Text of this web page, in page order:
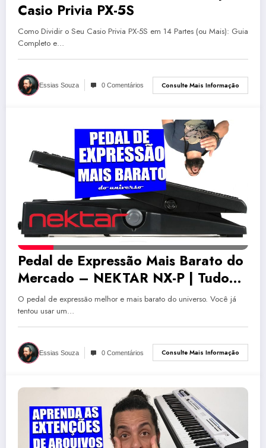
Casio Privia PX-5S
Como Dividir o Seu Casio Privia PX-5S em 14 Partes (ou Mais): Guia
Completo e…
Essias Souza 0 Comentários Consulte Mais Informação
Pedal de Expressão Mais Barato do
Mercado – NEKTAR NX-P | Tudo
Sobre Teclado Musical
O pedal de expressão melhor e mais barato do universo. Você já
tentou usar um…
Essias Souza 0 Comentários Consulte Mais Informação